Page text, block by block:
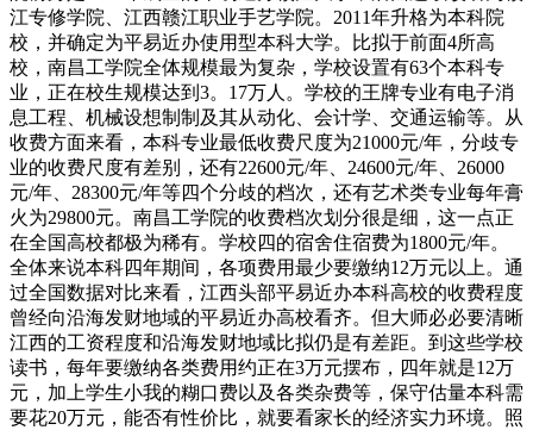
江专修学院、江西赣江职业手艺学院。2011年升格为本科院
校，并确定为平易近办使用型本科大学。比拟于前面4所高
校，南昌工学院全体规模最为复杂，学校设置有63个本科专
业，正在校生规模达到3。17万人。学校的王牌专业有电子消
息工程、机械设想制制及其从动化、会计学、交通运输等。从
收费方面来看，本科专业最低收费尺度为21000元/年，分歧专
业的收费尺度有差别，还有‌22600元/年‌、24600元/年、26000
元/年‌、28300元/年等四个分歧的档次，还有艺术类专业每年膏
火为29800元。南昌工学院的收费档次划分很是细，这一点正
在全国高校都极为稀有。学校四的宿舍住宿费为1800元/年。
全体来说本科四年期间，各项费用最少要缴纳12万元以上。通
过全国数据对比来看，江西头部平易近办本科高校的收费程度
曾经向沿海发财地域的平易近办高校看齐。但大师必必要清晰
江西的工资程度和沿海发财地域比拟仍是有差距。到这些学校
读书，每年要缴纳各类费用约正在3万元摆布，四年就是12万
元，加上学生小我的糊口费以及各类杂费等，保守估量本科需
要花20万元，能否有性价比，就要看家长的经济实力环境。照